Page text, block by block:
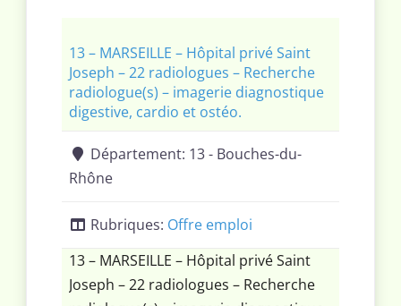
13 – MARSEILLE – Hôpital privé Saint
Joseph – 22 radiologues – Recherche
radiologue(s) – imagerie diagnostique
digestive, cardio et ostéo.
Département: 13 - Bouches-du-
Rhône
Rubriques: Offre emploi
13 – MARSEILLE – Hôpital privé Saint
Joseph – 22 radiologues – Recherche